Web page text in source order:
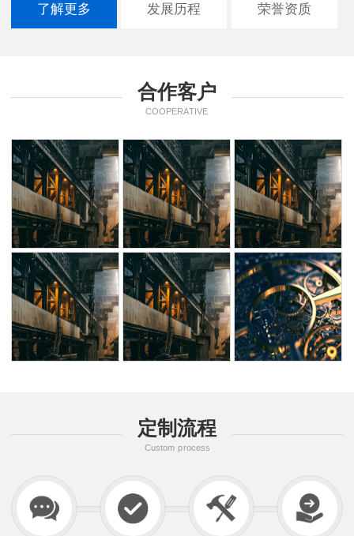
了解更多 发展历程 荣誉资质
合作客户
COOPERATIVE
定制流程
Custom process